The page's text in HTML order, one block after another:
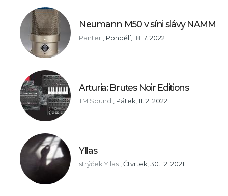
Neumann M50 v síni slávy NAMM
Panter , Pondělí, 18. 7. 2022
Arturia: Brutes Noir Editions
TM Sound , Pátek, 11. 2. 2022
Yllas
strýček Yllas , Čtvrtek, 30. 12. 2021